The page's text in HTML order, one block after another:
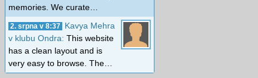
memories. We curate…
2. srpna v 8:37
Kavya Mehra
v klubu Ondra: This website
has a clean layout and is
very easy to browse. The…